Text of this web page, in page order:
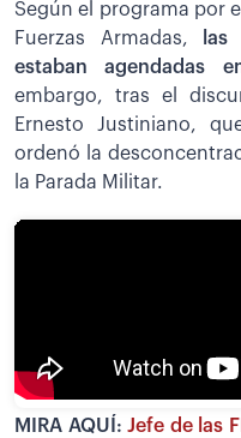
Según el programa por
Fuerzas Armadas,
las
estaban agendadas
embargo, tras el
Ernesto Justiniano,
ordenó la
la Parada Militar.
MIRA AQUÍ:Jefe de las